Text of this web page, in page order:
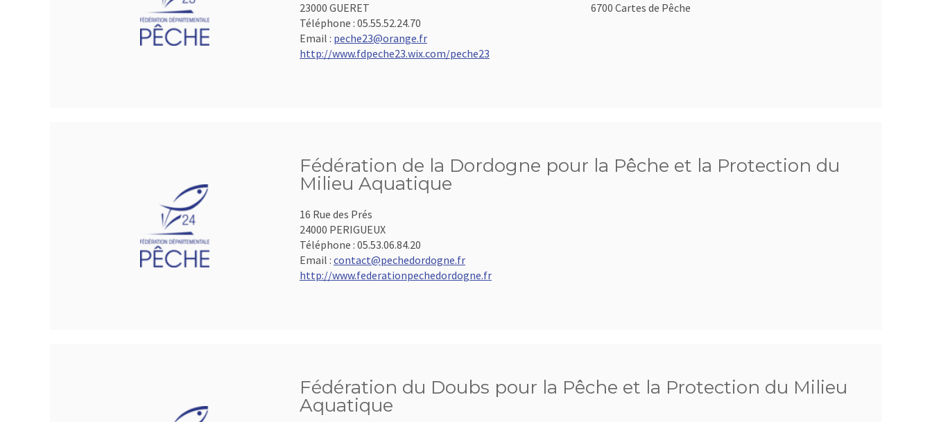
23000 GUERET
Téléphone : 05.55.52.24.70
Email : peche23@orange.fr
http://www.fdpeche23.wix.com/peche23
6700 Cartes de Pêche
Fédération de la Dordogne pour la Pêche et la Protection du
Milieu Aquatique
16 Rue des Prés
24000 PERIGUEUX
Téléphone : 05.53.06.84.20
Email : contact@pechedordogne.fr
http://www.federationpechedordogne.fr
Fédération du Doubs pour la Pêche et la Protection du Milieu
Aquatique